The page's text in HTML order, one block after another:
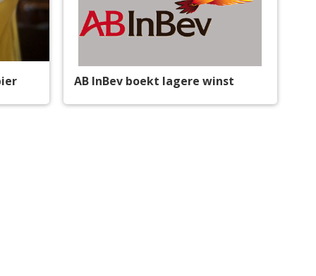
AB InBev boekt lagere winst